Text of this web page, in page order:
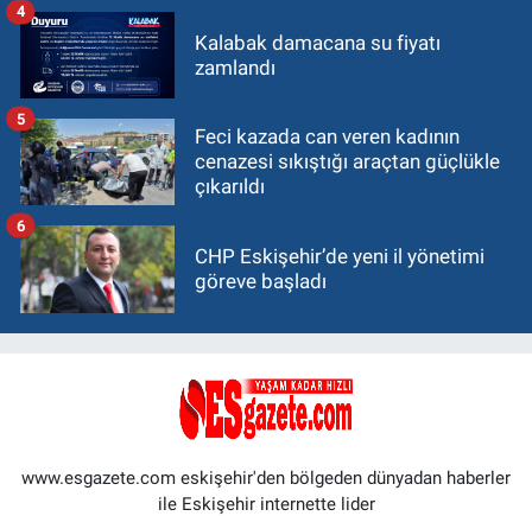
Kalabak damacana su fiyatı
zamlandı
4
Feci kazada can veren kadının
cenazesi sıkıştığı araçtan güçlükle
çıkarıldı
5
CHP Eskişehir’de yeni il yönetimi
göreve başladı
6
www.esgazete.com eskişehir'den bölgeden dünyadan haberler
ile Eskişehir internette lider